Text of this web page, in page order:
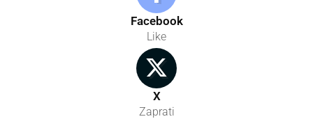
Facebook
Like
X
Zaprati